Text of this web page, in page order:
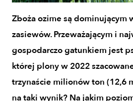
Zboża ozime są dominującym
zasiewów. Przeważającym i
gospodarczo gatunkiem jest
której plony w 2022
trzynaście milionów ton (12,6
na taki wynik? Na jakim